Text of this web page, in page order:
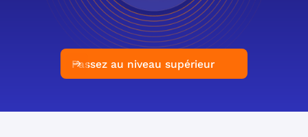
Passez au niveau supérieur